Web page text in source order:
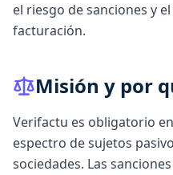
el riesgo de sanciones y
facturación.
Misión y por
Verifactu es obligatorio
espectro de sujetos
sociedades. Las